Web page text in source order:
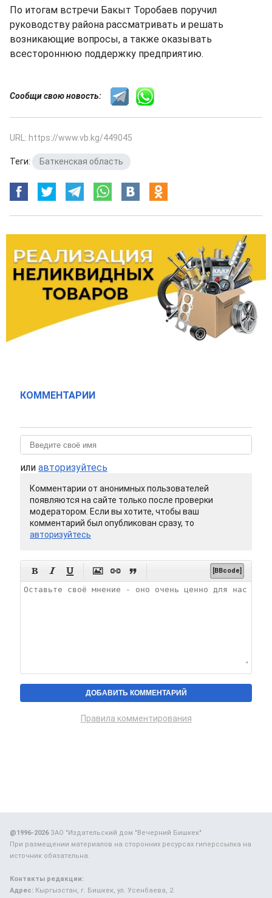
По итогам встречи Бакыт Торобаев поручил
руководству района рассматривать и решать
возникающие вопросы, а также оказывать
всестороннюю поддержку предприятию.
Сообщи свою новость:
URL: https://www.vb.kg/449045
Теги: Баткенская область
КОММЕНТАРИИ
или авторизуйтесь
Комментарии от анонимных пользователей
появляются на сайте только после проверки
модератором. Если вы хотите, чтобы ваш
комментарий был опубликован сразу, то
авторизуйтесь
      [BBcode]
Правила комментирования
@1996-2026ЗАО "Издательский дом "Вечерний Бишкек"
При размещении материалов на сторонних ресурсах гиперссылка на
источник обязательна.
Контакты редакции:
Адрес: Кыргызстан, г. Бишкек, ул. Усенбаева, 2.